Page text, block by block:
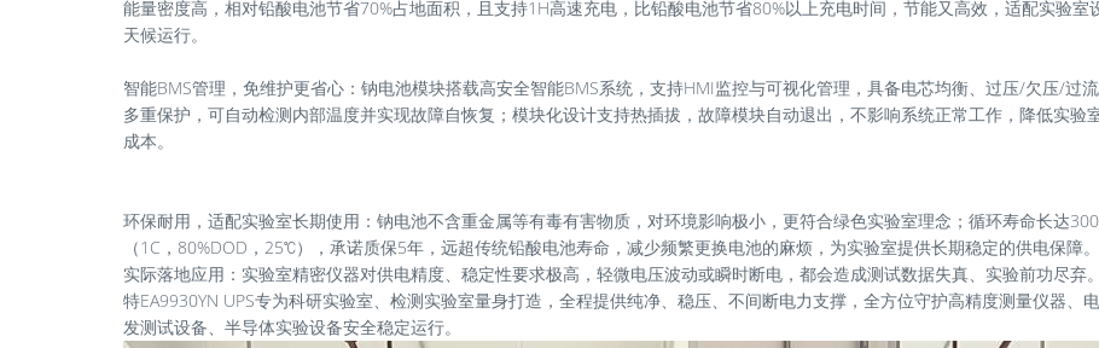
能量密度高，相对铅酸电池节省70%占地面积，且支持1H高速充电，比铅酸电池节省80%以上充电时间，节能又高效，适配实验室
天候运行。
智能BMS管理，免维护更省心：钠电池模块搭载高安全智能BMS系统，支持HMI监控与可视化管理，具备电芯均衡、过压/欠压/过
多重保护，可自动检测内部温度并实现故障自恢复；模块化设计支持热插拔，故障模块自动退出，不影响系统正常工作，降低实验
成本。
环保耐用，适配实验室长期使用：钠电池不含重金属等有毒有害物质，对环境影响极小，更符合绿色实验室理念；循环寿命长达
（1C，80%DOD，25℃），承诺质保5年，远超传统铅酸电池寿命，减少频繁更换电池的麻烦，为实验室提供长期稳定的供电保障。
实际落地应用：实验室精密仪器对供电精度、稳定性要求极高，轻微电压波动或瞬时断电，都会造成测试数据失真、实验前功尽弃
特EA9930YN UPS专为科研实验室、检测实验室量身打造，全程提供纯净、稳压、不间断电力支撑，全方位守护高精度测量仪器、
发测试设备、半导体实验设备安全稳定运行。